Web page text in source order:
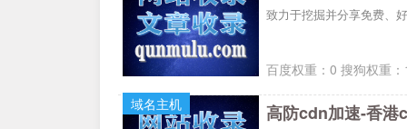
致力于挖掘并分享免费、
百度权重：0 搜狗权重
域名主机
高防cdn加速-香港